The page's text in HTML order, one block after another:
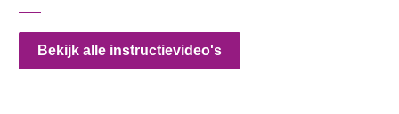
Bekijk alle instructievideo's